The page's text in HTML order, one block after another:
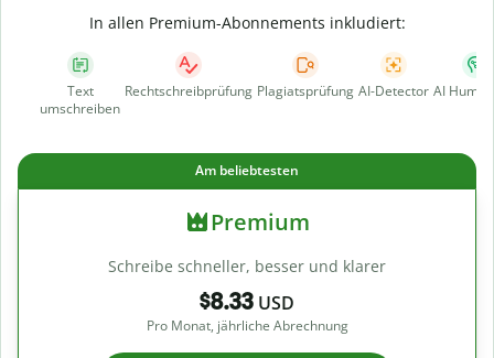
In allen Premium-Abonnements inkludiert:
Text
umschreiben
Rechtschreibprüfung Plagiatsprüfung AI-Detector AI
Am beliebtesten
Premium
Schreibe schneller, besser und klarer
$8.33 USD
Pro Monat, jährliche Abrechnung